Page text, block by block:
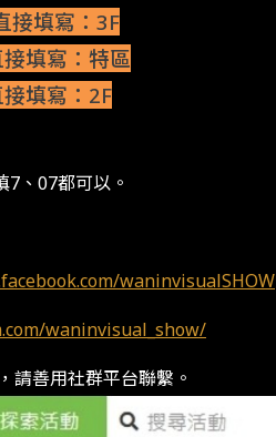
接填寫：3F
填寫：特區
填寫：2F
7、07都可以。
waninvisualSHOW
waninvisual_show/
請善用社群平台聯繫。